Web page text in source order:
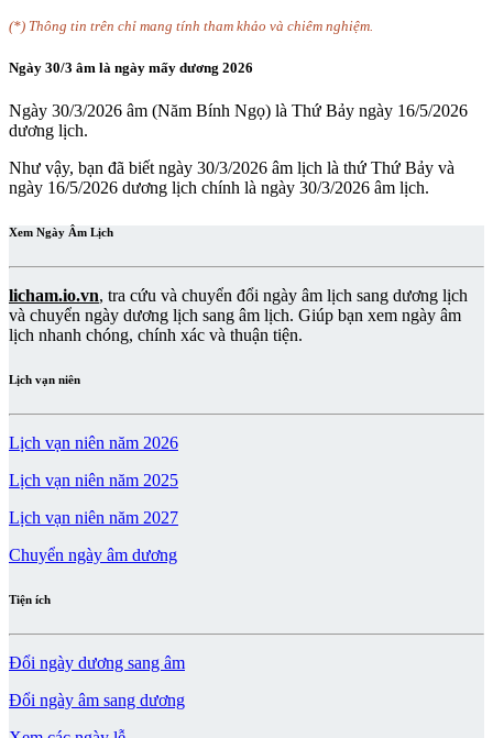
(*) Thông tin trên chỉ mang tính tham khảo và chiêm nghiệm.
Ngày 30/3 âm là ngày mấy dương 2026
Ngày 30/3/2026 âm (Năm Bính Ngọ) là Thứ Bảy ngày 16/5/2026
dương lịch.
Như vậy, bạn đã biết ngày 30/3/2026 âm lịch là thứ Thứ Bảy và
ngày 16/5/2026 dương lịch chính là ngày 30/3/2026 âm lịch.
Xem Ngày Âm Lịch
licham.io.vn, tra cứu và chuyển đổi ngày âm lịch sang dương lịch
và chuyển ngày dương lịch sang âm lịch. Giúp bạn xem ngày âm
lịch nhanh chóng, chính xác và thuận tiện.
Lịch vạn niên
Lịch vạn niên năm 2026
Lịch vạn niên năm 2025
Lịch vạn niên năm 2027
Chuyển ngày âm dương
Tiện ích
Đổi ngày dương sang âm
Đổi ngày âm sang dương